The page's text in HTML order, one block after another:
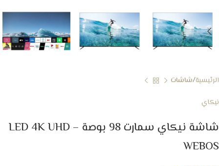
الرئيسية شاشات
نيكاي
شاشة نيكاي سمارت 98 بوصة LED 4K UHD –
WEBOS